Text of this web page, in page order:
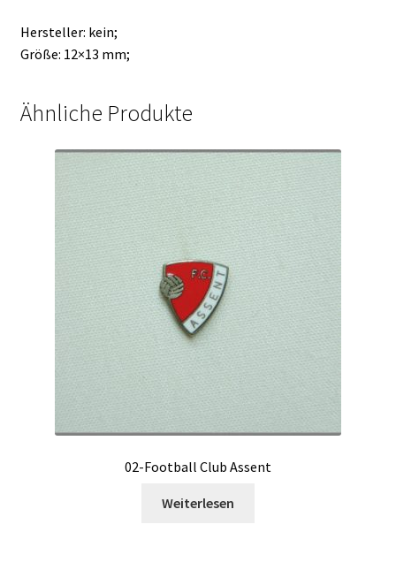
Hersteller: kein;
Größe: 12×13 mm;
Ähnliche Produkte
02-Football Club Assent
Weiterlesen